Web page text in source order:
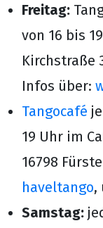
Freitag:
von 16 bis
Kirchstraße
Infos über:
Tangocafé
19 Uhr im
16798
haveltango,
Samstag: